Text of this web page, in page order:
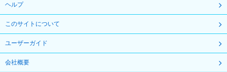
ヘルプ
このサイトについて
ユーザーガイド
会社概要